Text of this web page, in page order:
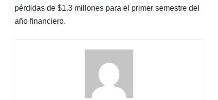
pérdidas de $1.3 millones para el primer semestre del
año financiero.